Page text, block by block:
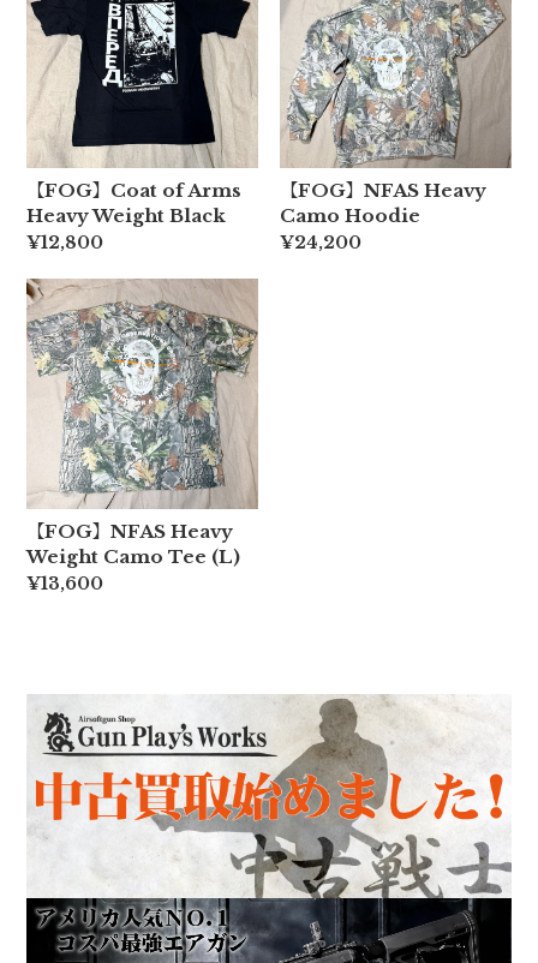
【FOG】Coat of Arms
Heavy Weight Black
¥12,800
【FOG】NFAS Heavy
Camo Hoodie
¥24,200
【FOG】NFAS Heavy
Weight Camo Tee (L)
¥13,600